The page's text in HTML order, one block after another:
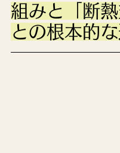
組みと「断熱
との根本的